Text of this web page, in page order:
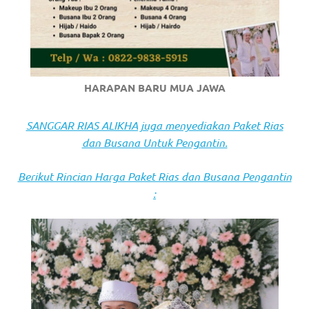
https://www.stockswatches.com
anchor
https://
this
right
now
https://www.domainwatches.com
visit
HARAPAN BARU MUA JAWA
SANGGAR RIAS ALIKHA juga menyediakan Paket Rias
dan Busana Untuk Pengantin.
Berikut Rincian Harga Paket Rias dan Busana Pengantin
: